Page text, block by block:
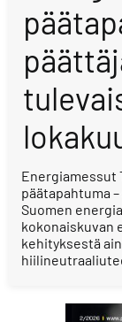
Energiamessut
päätapahtuma
Suomen
kokonaiskuvan
kehityksestä